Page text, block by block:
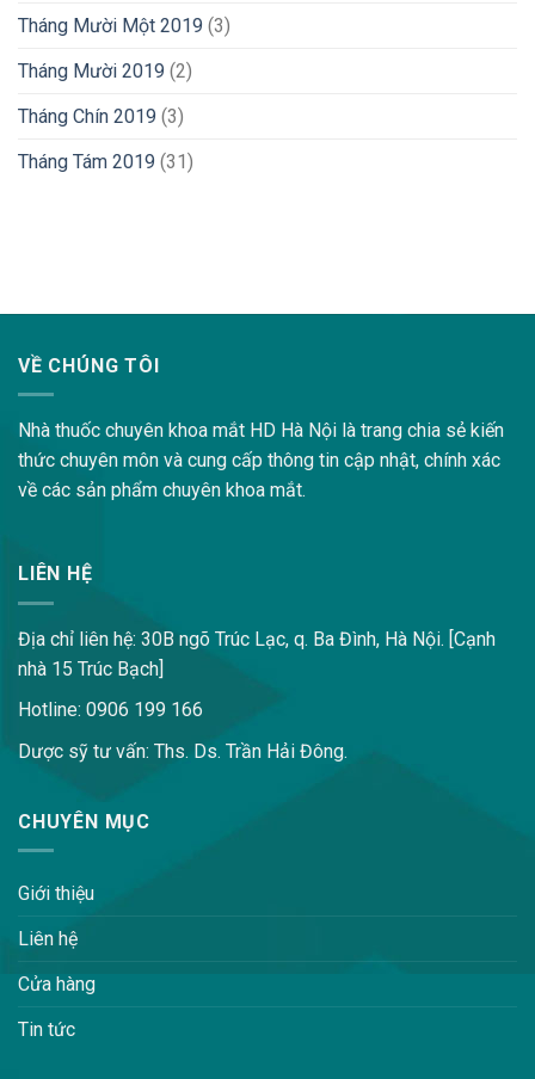
Tháng Mười Một 2019 (3)
Tháng Mười 2019 (2)
Tháng Chín 2019 (3)
Tháng Tám 2019 (31)
VỀ CHÚNG TÔI
Nhà thuốc chuyên khoa mắt HD Hà Nội là trang chia sẻ kiến
thức chuyên môn và cung cấp thông tin cập nhật, chính xác
về các sản phẩm chuyên khoa mắt.
LIÊN HỆ
Địa chỉ liên hệ: 30B ngõ Trúc Lạc, q. Ba Đình, Hà Nội. [Cạnh
nhà 15 Trúc Bạch]
Hotline: 0906 199 166
Dược sỹ tư vấn: Ths. Ds. Trần Hải Đông.
CHUYÊN MỤC
Giới thiệu
Liên hệ
Cửa hàng
Tin tức